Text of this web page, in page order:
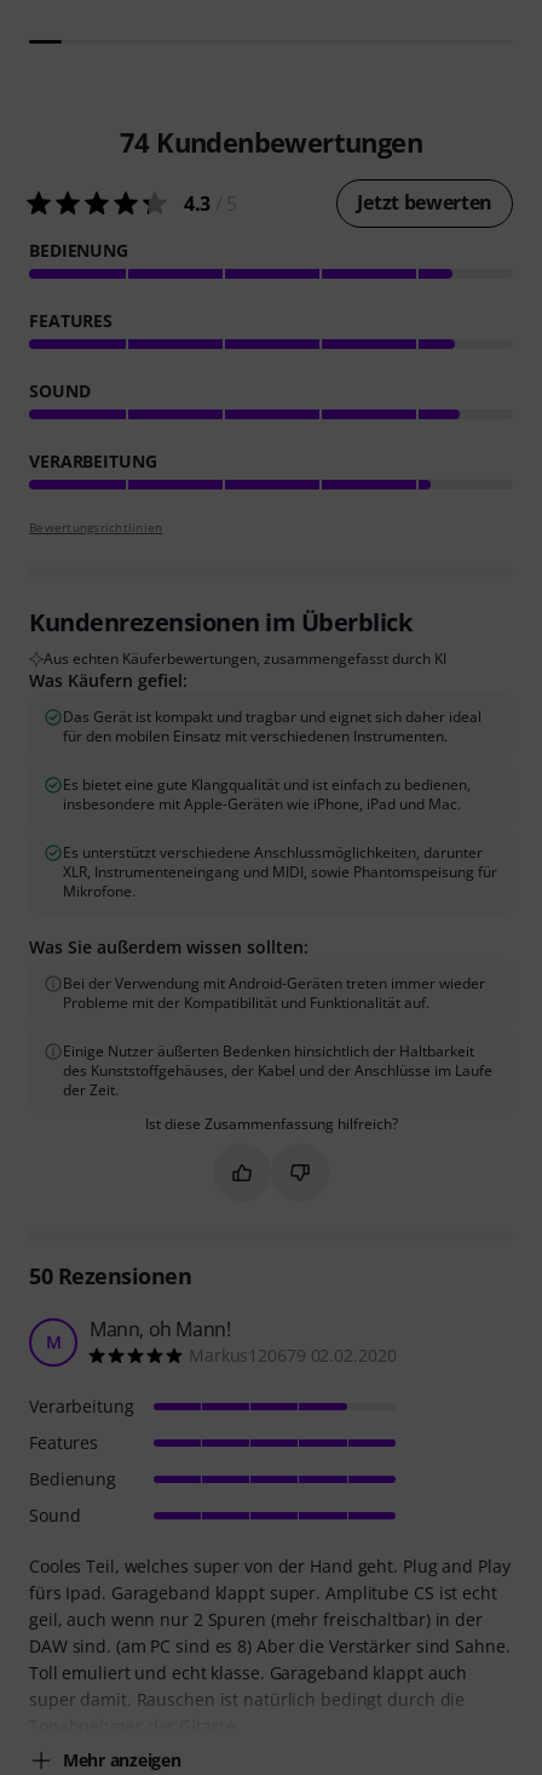
74 Kundenbewertungen
4.3 Jetzt bewerten
BEDIENUNG
FEATURES
SOUND
VERARBEITUNG
Bewertungsrichtlinien
Kundenrezensionen im Überblick
Aus echten Käuferbewertungen, zusammengefasst durch KI
Was Käufern gefiel:
Das Gerät ist kompakt und tragbar und eignet sich daher ideal
für den mobilen Einsatz mit verschiedenen Instrumenten.
Es bietet eine gute Klangqualität und ist einfach zu bedienen,
insbesondere mit Apple-Geräten wie iPhone, iPad und Mac.
Es unterstützt verschiedene Anschlussmöglichkeiten, darunter
XLR, Instrumenteneingang und MIDI, sowie Phantomspeisung für
Mikrofone.
Was Sie außerdem wissen sollten:
Bei der Verwendung mit Android-Geräten treten immer wieder
Probleme mit der Kompatibilität und Funktionalität auf.
Einige Nutzer äußerten Bedenken hinsichtlich der Haltbarkeit
des Kunststoffgehäuses, der Kabel und der Anschlüsse im Laufe
der Zeit.
Ist diese Zusammenfassung hilfreich?
Markieren Sie diese
Markieren Sie diese
50Rezensionen
M Mann, oh Mann!
Markus120679 02.02.2020
Cooles Teil, welches super von der Hand geht. Plug and Play
fürs Ipad. Garageband klappt super. Amplitube CS ist echt
geil, auch wenn nur 2 Spuren (mehr freischaltbar) in der
DAW sind. (am PC sind es 8) Aber die Verstärker sind Sahne.
Toll emuliert und echt klasse. Garageband klappt auch
super damit. Rauschen ist natürlich bedingt durch die
Mehr anzeigen
Verarbeitung
Features
Bedienung
Sound